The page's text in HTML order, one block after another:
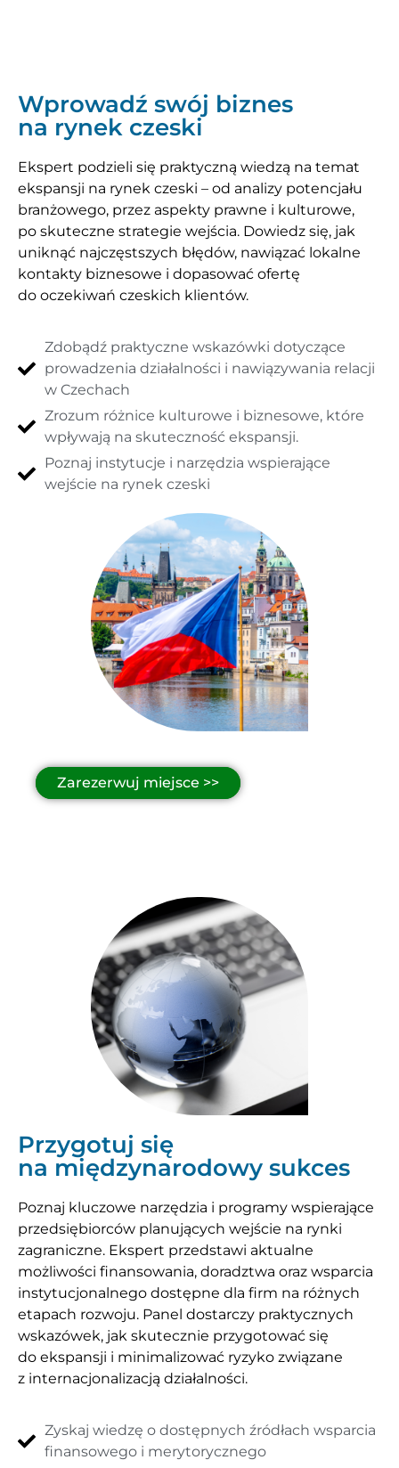
Wprowadź swój biznes
na rynek czeski
Ekspert podzieli się praktyczną wiedzą na temat
ekspansji na rynek czeski – od analizy potencjału
branżowego, przez aspekty prawne i kulturowe,
po skuteczne strategie wejścia. Dowiedz się, jak
uniknąć najczęstszych błędów, nawiązać lokalne
kontakty biznesowe i dopasować ofertę
do oczekiwań czeskich klientów.
Zdobądź praktyczne wskazówki dotyczące
prowadzenia działalności i nawiązywania relacji
w Czechach
Zrozum różnice kulturowe i biznesowe, które
wpływają na skuteczność ekspansji.
Poznaj instytucje i narzędzia wspierające
wejście na rynek czeski
Zarezerwuj miejsce >>
Przygotuj się
na międzynarodowy sukces
Poznaj kluczowe narzędzia i programy wspierające
przedsiębiorców planujących wejście na rynki
zagraniczne. Ekspert przedstawi aktualne
możliwości finansowania, doradztwa oraz wsparcia
instytucjonalnego dostępne dla firm na różnych
etapach rozwoju. Panel dostarczy praktycznych
wskazówek, jak skutecznie przygotować się
do ekspansji i minimalizować ryzyko związane
z internacjonalizacją działalności.
Zyskaj wiedzę o dostępnych źródłach wsparcia
finansowego i merytorycznego